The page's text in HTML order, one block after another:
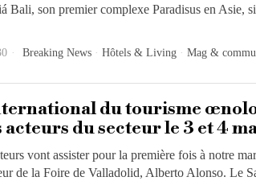
Bali, son premier complexe Paradisus en Asie,
Breaking News · Hôtels & Living · Mag &
du tourisme
du secteur le 3 et 4
vont assister pour la première fois à notre
de la Foire de Valladolid, Alberto Alonso. Le